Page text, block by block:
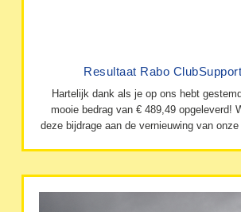
Resultaat Rabo
Hartelijk dank als je op ons hebt
mooie bedrag van € 489,49 opgeleverd!
deze bijdrage aan de vernieuwing van onze